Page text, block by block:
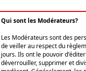
Qui sont les Modérateurs?
Les Modérateurs sont des
de veiller au respect du
jours. Ils ont le pouvoir
déverrouiller, supprimer et